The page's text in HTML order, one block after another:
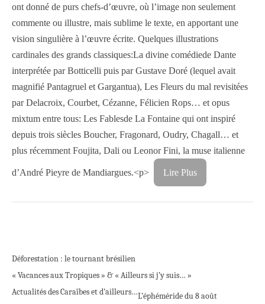
ont donné de purs chefs-d’œuvre, où l’image non seulement
commente ou illustre, mais sublime le texte, en apportant une
vision singulière à l’œuvre écrite. Quelques illustrations
cardinales des grands classiques:La divine comédiede Dante
interprétée par Botticelli puis par Gustave Doré (lequel avait
magnifié Pantagruel et Gargantua), Les Fleurs du mal revisitées
par Delacroix, Courbet, Cézanne, Félicien Rops… et opus
mixtum entre tous: Les Fablesde La Fontaine qui ont inspiré
depuis trois siècles Boucher, Fragonard, Oudry, Chagall… et
plus récemment Foujita, Dali ou Leonor Fini, la muse italienne
d’André Pieyre de Mandiargues.<p> Lire Plus
Déforestation : le tournant brésilien
« Vacances aux Tropiques » & « Ailleurs si j’y suis… »
Actualités des Caraïbes et d’ailleurs…L’éphéméride du 8 août